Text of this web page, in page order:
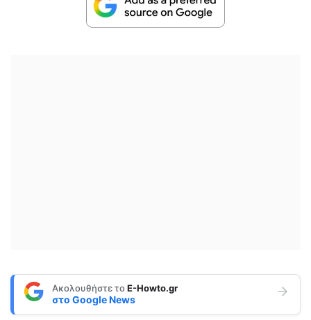
Ακολουθήστε τοE-Howto.gr
στο Google News